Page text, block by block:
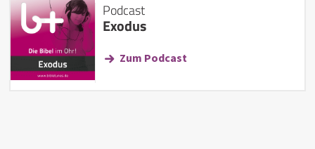
Podcast
Exodus
Zum Podcast